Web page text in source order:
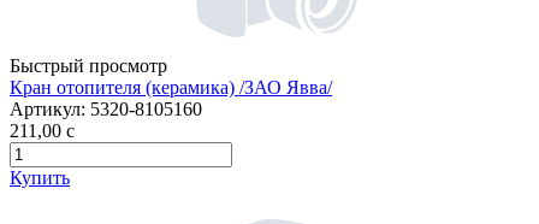
Быстрый просмотр
Кран отопителя (керамика) /ЗАО Явва/
Артикул: 5320-8105160
211,00 c
Купить